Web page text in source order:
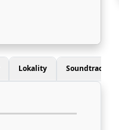
Lokality Soundtrack